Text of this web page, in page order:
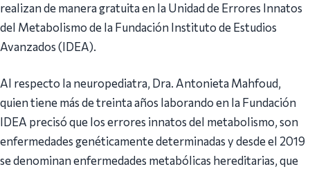
realizan de manera gratuita en la Unidad de Errores Innatos
del Metabolismo de la Fundación Instituto de Estudios
Avanzados (IDEA).
Al respecto la neuropediatra, Dra. Antonieta Mahfoud,
quien tiene más de treinta años laborando en la Fundación
IDEA precisó que los errores innatos del metabolismo, son
enfermedades genéticamente determinadas y desde el 2019
se denominan enfermedades metabólicas hereditarias, que